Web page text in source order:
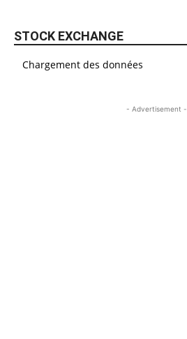
STOCK EXCHANGE
Chargement des données
- Advertisement -